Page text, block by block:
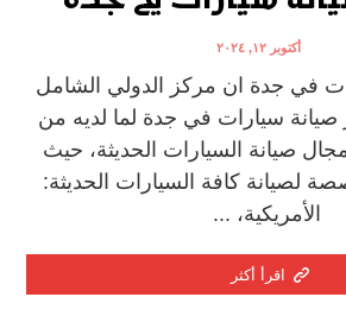
أكتوبر ١٢, ٢٠٢٤
في جدة ان مركز الدولي الشامل
صيانة سيارات في جدة لما لديه من
صيانة السيارات الحديثة، حيث
لصيانة كافة السيارات الحديثة:
الأمريكية، ...
اقرأ أكثر